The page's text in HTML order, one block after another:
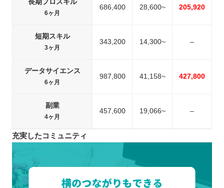
長期プロスキル
6ヶ月
686,400 28,600~ 205,920
短期スキル
3ヶ月
343,200 14,300~ –
データサイエンス
6ヶ月
987,800 41,158~ 427,800
副業
4ヶ月
457,600 19,066~ –
充実したコミュニティ